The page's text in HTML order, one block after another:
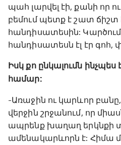
պահ լարվել էի, քանի որ
բեմում պետք է շատ ճիշտ
հանդիսատեսին: Կարծում
հանդիսատեսն էլ էր գոհ,
Իսկ քո ընկալումն ինչպես
համար:
-Առաջին ու կարևոր
վերջին շրջանում, որ
ապրենք խաղաղ երկնքի
ամենակարևորն է: Հիմա